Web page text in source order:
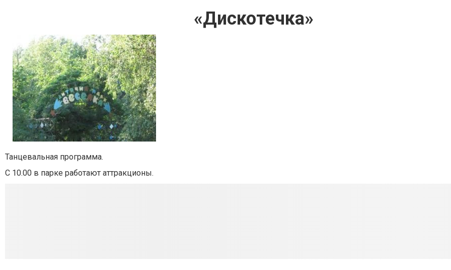
«Дискотечка»
Танцевальная программа.
С 10.00 в парке работают аттракционы.